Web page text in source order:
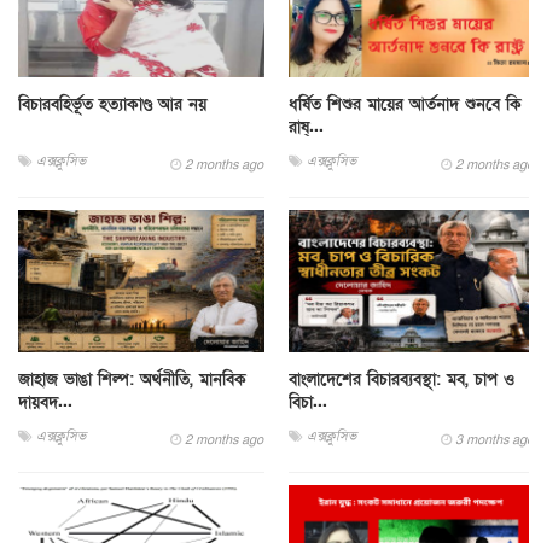
বিচারবহির্ভূত হত্যাকাণ্ড আর নয়
এক্সক্লুসিভ 2 months ago
ধর্ষিত শিশুর মায়ের আর্তনাদ শুনবে কি
রাষ্...
এক্সক্লুসিভ 2 months ago
জাহাজ ভাঙা শিল্প: অর্থনীতি, মানবিক
দায়বদ...
এক্সক্লুসিভ 2 months ago
বাংলাদেশের বিচারব্যবস্থা: মব, চাপ ও
বিচা...
এক্সক্লুসিভ 3 months ago